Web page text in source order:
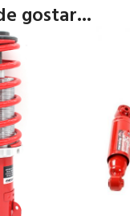
gostar...